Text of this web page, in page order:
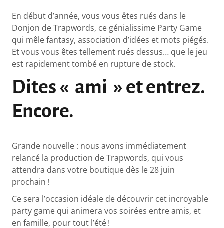
En début d’année, vous vous êtes rués dans le
Donjon de Trapwords, ce génialissime Party Game
qui mêle fantasy, association d’idées et mots piégés.
Et vous vous êtes tellement rués dessus… que le jeu
est rapidement tombé en rupture de stock.
Dites « ami » et entrez.
Encore.
Grande nouvelle : nous avons immédiatement
relancé la production de Trapwords, qui vous
attendra dans votre boutique dès le 28 juin
prochain !
Ce sera l’occasion idéale de découvrir cet incroyable
party game qui animera vos soirées entre amis, et
en famille, pour tout l’été !